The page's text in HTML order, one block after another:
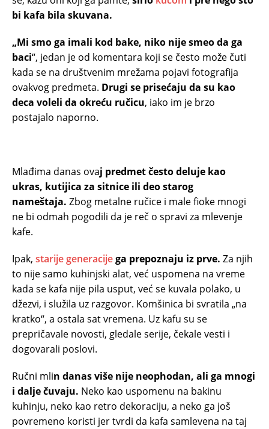
bi kafa bila skuvana.
„Mi smo ga imali kod bake, niko nije smeo da ga
baci“, jedan je od komentara koji se često može čuti
kada se na društvenim mrežama pojavi fotografija
ovakvog predmeta. Drugi se prisećaju da su kao
deca voleli da okreću ručicu, iako im je brzo
postajalo naporno.
Mlađima danas ovaj predmet često deluje kao
ukras, kutijica za sitnice ili deo starog
nameštaja. Zbog metalne ručice i male fioke mnogi
ne bi odmah pogodili da je reč o spravi za mlevenje
kafe.
Ipak, starije generacijega prepoznaju iz prve. Za njih
to nije samo kuhinjski alat, već uspomena na vreme
kada se kafa nije pila usput, već se kuvala polako, u
džezvi, i služila uz razgovor. Komšinica bi svratila „na
kratko“, a ostala sat vremena. Uz kafu su se
prepričavale novosti, gledale serije, čekale vesti i
dogovarali poslovi.
Ručni mlin danas više nije neophodan, ali ga mnogi
i dalje čuvaju. Neko kao uspomenu na bakinu
kuhinju, neko kao retro dekoraciju, a neko ga još
povremeno koristi jer tvrdi da kafa samlevena na taj